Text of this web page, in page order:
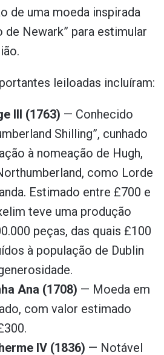
de uma moeda inspirada
de Newark” para estimular
leiloadas incluíram:
III (1763) — Conhecido
Shilling”, cunhado
à nomeação de Hugh,
como Lorde
Estimado entre £700 e
teve uma produção
peças, das quais £100
à população de Dublin
Ana (1708) — Moeda em
com valor estimado
IV (1836) — Notável